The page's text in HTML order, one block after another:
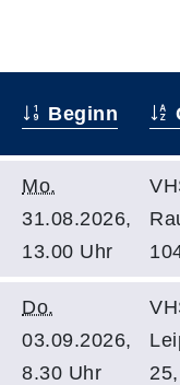
Beginn
Mo.
31.08.2026,
13.00 Uhr
Do.
03.09.2026,
8.30 Uhr